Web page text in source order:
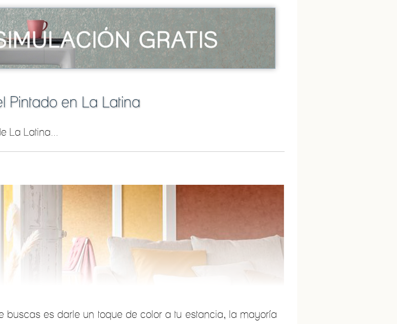
Pintado en La Latina
La Latina...
buscas es darle un toque de color a tu estancia, la mayoría